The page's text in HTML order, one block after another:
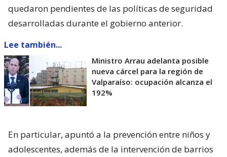
quedaron pendientes de las políticas de seguridad
desarrolladas durante el gobierno anterior.
Lee también...
Ministro Arrau adelanta posible
nueva cárcel para la región de
Valparaíso: ocupación alcanza el
192%
En particular, apuntó a la prevención entre niños y
adolescentes, además de la intervención de barrios